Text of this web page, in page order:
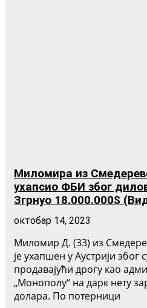
Миломира из
ухапсио ФБИ због
Згрнуо 18.000.000$
октобар 14, 2023
Миломир Д. (33) из
је ухапшен у Аустрији због
продавајући дрогу као
„Монополy“ на дарк нету
долара. По потерници